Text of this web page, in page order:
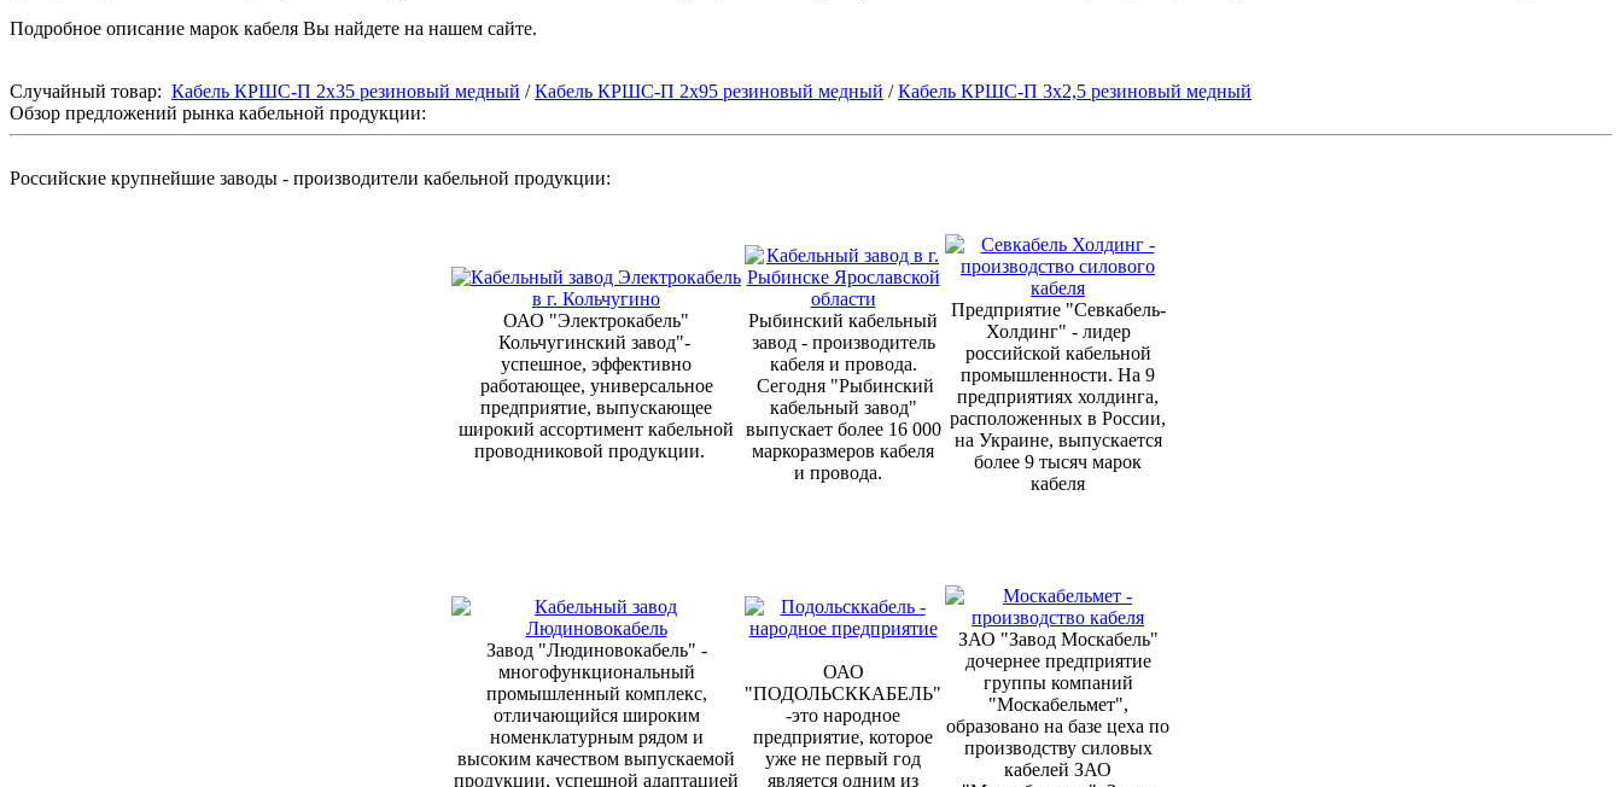
Подробное описание марок кабеля Вы найдете на нашем сайте.
Случайный товар: Кабель КРШС-П 2x35 резиновый медный /Кабель КРШС-П 2x95 резиновый медный /Кабель КРШС-П 3x2,5 резиновый медный
Обзор предложений рынка кабельной продукции:
Российские крупнейшие заводы - производители кабельной продукции:
ОАО "Электрокабель"
Кольчугинский завод"-
успешное, эффективно
работающее, универсальное
предприятие, выпускающее
широкий ассортимент кабельной
проводниковой продукции.
Рыбинский кабельный
завод - производитель
кабеля и провода.
Сегодня "Рыбинский
кабельный завод"
выпускает более 16 000
маркоразмеров кабеля
и провода.
Предприятие "Севкабель-
Холдинг" - лидер
российской кабельной
промышленности. На 9
предприятиях холдинга,
расположенных в России,
на Украине, выпускается
более 9 тысяч марок
кабеля
Завод "Людиновокабель" -
многофункциональный
промышленный комплекс,
отличающийся широким
номенклатурным рядом и
высоким качеством выпускаемой
продукции, успешной адаптацией
ОАО
"ПОДОЛЬСККАБЕЛЬ"
-это народное
предприятие, которое
уже не первый год
является одним из
ЗАО "Завод Москабель"
дочернее предприятие
группы компаний
"Москабельмет",
образовано на базе цеха по
производству силовых
кабелей ЗАО